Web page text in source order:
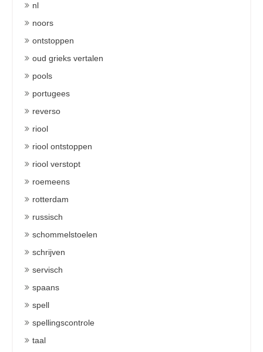
nl
noors
ontstoppen
oud grieks vertalen
pools
portugees
reverso
riool
riool ontstoppen
riool verstopt
roemeens
rotterdam
russisch
schommelstoelen
schrijven
servisch
spaans
spell
spellingscontrole
taal